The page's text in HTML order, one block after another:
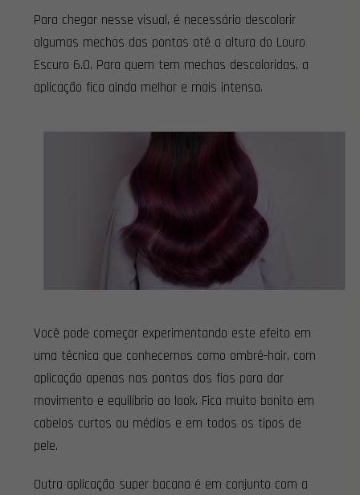
Para chegar nesse visual, é necessário descolorir
algumas mechas das pontas até a altura do Louro
Escuro 6.0. Para quem tem mechas descoloridas, a
aplicação fica ainda melhor e mais intensa.
Você pode começar experimentando este efeito em
uma técnica que conhecemos como ombré-hair, com
aplicação apenas nas pontas dos fios para dar
movimento e equilíbrio ao look. Fica muito bonito em
cabelos curtos ou médios e em todos os tipos de
pele.
Outra aplicação super bacana é em conjunto com a